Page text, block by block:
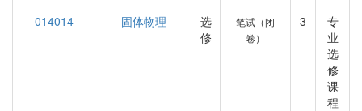
014014
固体物理
选
修
笔试（闭
卷）
3
专
业
选
修
课
程